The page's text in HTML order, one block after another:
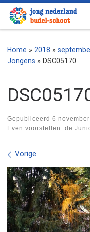
Ga naar inhoud
Home » 2018 »
Jongens » DSC05170
Gepubliceerd 6
Even voorstellen: de
Vorige